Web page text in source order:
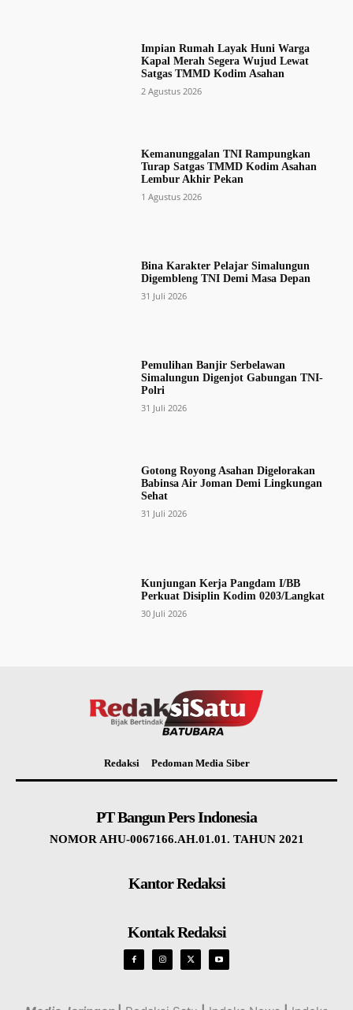
Impian Rumah Layak Huni Warga
Kapal Merah Segera Wujud Lewat
Satgas TMMD Kodim Asahan
2 Agustus 2026
Kemanunggalan TNI Rampungkan
Turap Satgas TMMD Kodim Asahan
Lembur Akhir Pekan
1 Agustus 2026
Bina Karakter Pelajar Simalungun
Digembleng TNI Demi Masa Depan
31 Juli 2026
Pemulihan Banjir Serbelawan
Simalungun Digenjot Gabungan TNI-
Polri
31 Juli 2026
Gotong Royong Asahan Digelorakan
Babinsa Air Joman Demi Lingkungan
Sehat
31 Juli 2026
Kunjungan Kerja Pangdam I/BB
Perkuat Disiplin Kodim 0203/Langkat
30 Juli 2026
Redaksi Pedoman Media Siber
PT Bangun Pers Indonesia
NOMOR AHU-0067166.AH.01.01. TAHUN 2021
Kantor Redaksi
Kontak Redaksi